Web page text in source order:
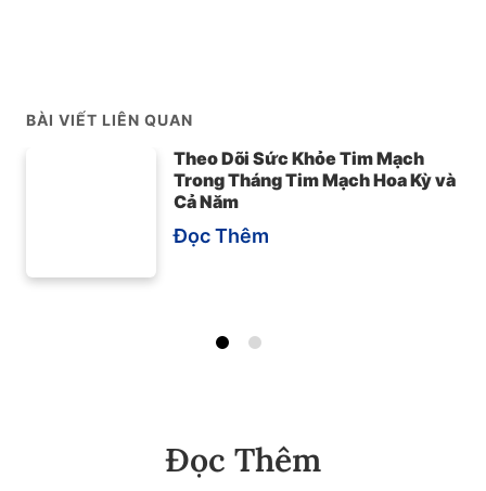
BÀI VIẾT LIÊN QUAN
Theo Dõi Sức Khỏe Tim Mạch
Trong Tháng Tim Mạch Hoa Kỳ và
Cả Năm
Đọc Thêm
Đọc Thêm